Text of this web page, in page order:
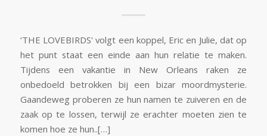
‘THE LOVEBIRDS' volgt een koppel, Eric en Julie, dat op
het punt staat een einde aan hun relatie te maken.
Tijdens een vakantie in New Orleans raken ze
onbedoeld betrokken bij een bizar moordmysterie.
Gaandeweg proberen ze hun namen te zuiveren en de
zaak op te lossen, terwijl ze erachter moeten zien te
komen hoe ze hun..[…]